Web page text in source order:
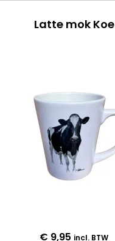
Latte mok Koe
€ 9,95 incl. BTW